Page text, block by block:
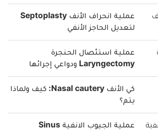
عملية انحراف الأنف Septoplasty
لتعديل الحاجز الأنفي
عملية استئصال الحنجرة
Laryngectomy ودواعي إجرائها
كي الأنف Nasal cautery: كيف ولماذا
يتم؟
عملية الجيوب الانفية Sinus